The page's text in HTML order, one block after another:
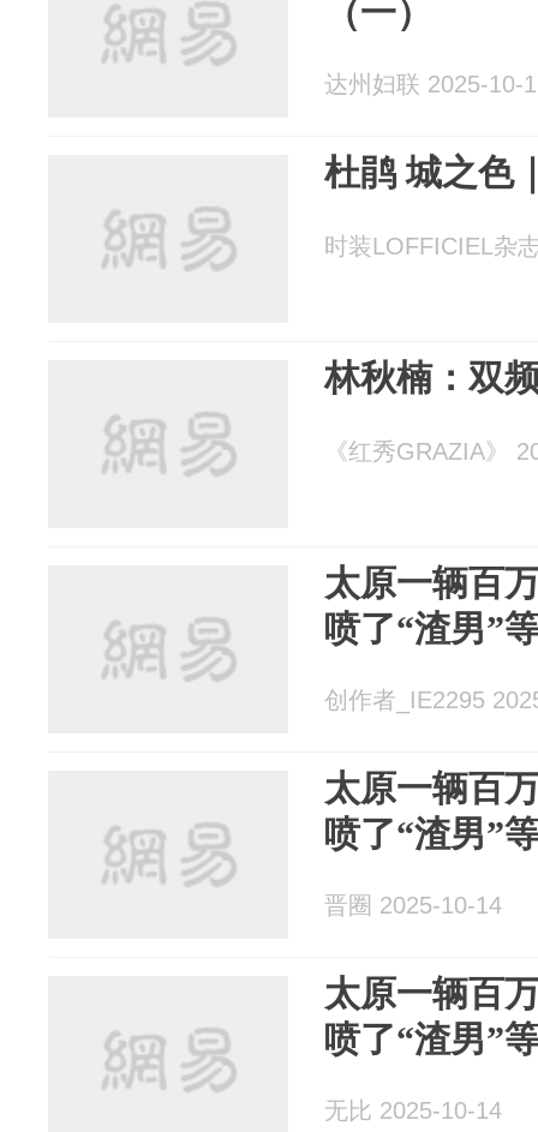
（一）
达州妇联 2025-10-
杜鹃 城之色
时装LOFFICIEL杂
林秋楠：双
《红秀GRAZIA》
太原一辆百
喷了“渣男”
创作者_IE2295
太原一辆百
喷了“渣男”
晋圈 2025-10-14
太原一辆百
喷了“渣男”
无比 2025-10-14